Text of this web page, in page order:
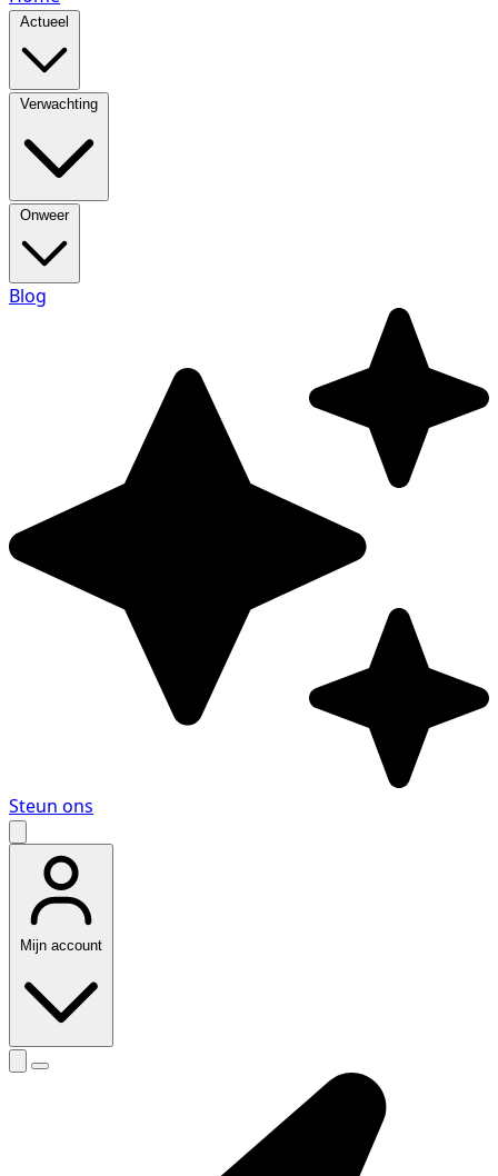
Actueel
Verwachting
Onweer
Blog
Steun ons
Mijn account